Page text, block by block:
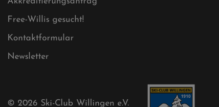
Sitemap XML
Cookies
Ski-Club
Mühlenkopfschanze
Aktuelles